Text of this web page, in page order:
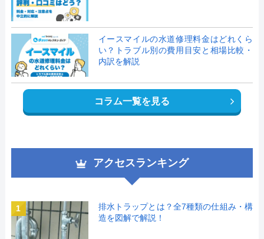
イースマイルの水道修理料金はどれくら
い？トラブル別の費用目安と相場比較・
内訳を解説
コラム一覧を見る
アクセスランキング
1
排水トラップとは？全7種類の仕組み・構
造を図解で解説！